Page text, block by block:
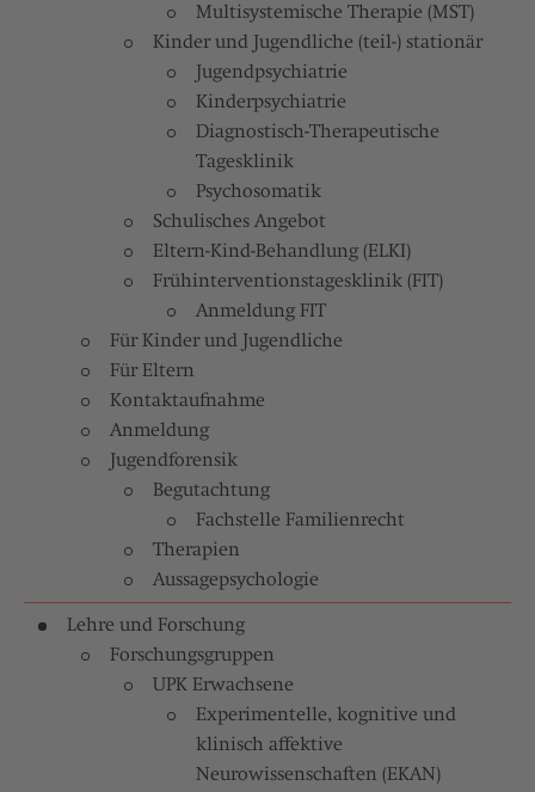
Multisystemische Therapie (MST)
Kinder und Jugendliche (teil-) stationär
Jugendpsychiatrie
Kinderpsychiatrie
Diagnostisch-Therapeutische
Tagesklinik
Psychosomatik
Schulisches Angebot
Eltern-Kind-Behandlung (ELKI)
Frühinterventionstagesklinik (FIT)
Anmeldung FIT
Für Kinder und Jugendliche
Für Eltern
Kontaktaufnahme
Anmeldung
Jugendforensik
Begutachtung
Fachstelle Familienrecht
Therapien
Aussagepsychologie
Lehre und Forschung
Forschungsgruppen
UPK Erwachsene
Experimentelle, kognitive und
klinisch affektive
Neurowissenschaften (EKAN)